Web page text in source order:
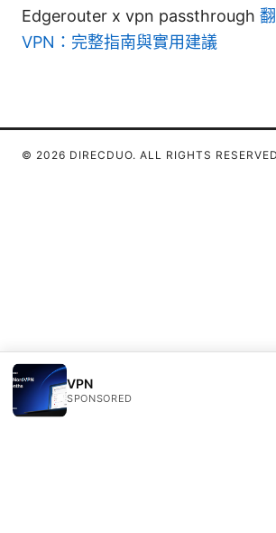
Edgerouter x vpn passthrough
VPN：完整指南與實用建議
VPN
SPONSORED
© 2026 DIRECDUO. ALL RIGHTS